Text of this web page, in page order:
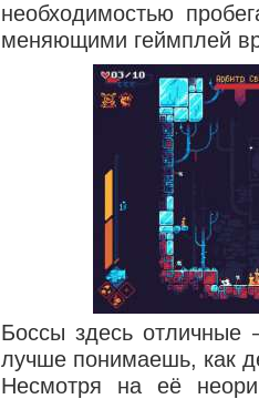
необходимостью
меняющими геймплей
Боссы здесь
лучше понимаешь, как
Несмотря на её